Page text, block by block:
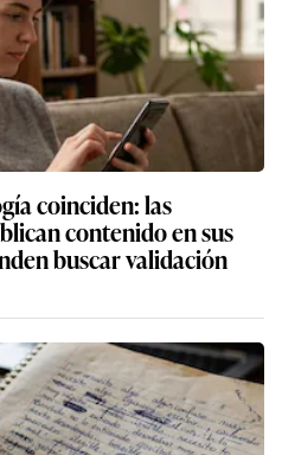
coinciden: las
contenido en sus
buscar validación